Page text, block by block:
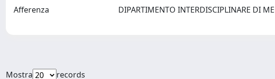
Afferenza DIPARTIMENTO INTERDISCIPLINARE DI
Mostra
records